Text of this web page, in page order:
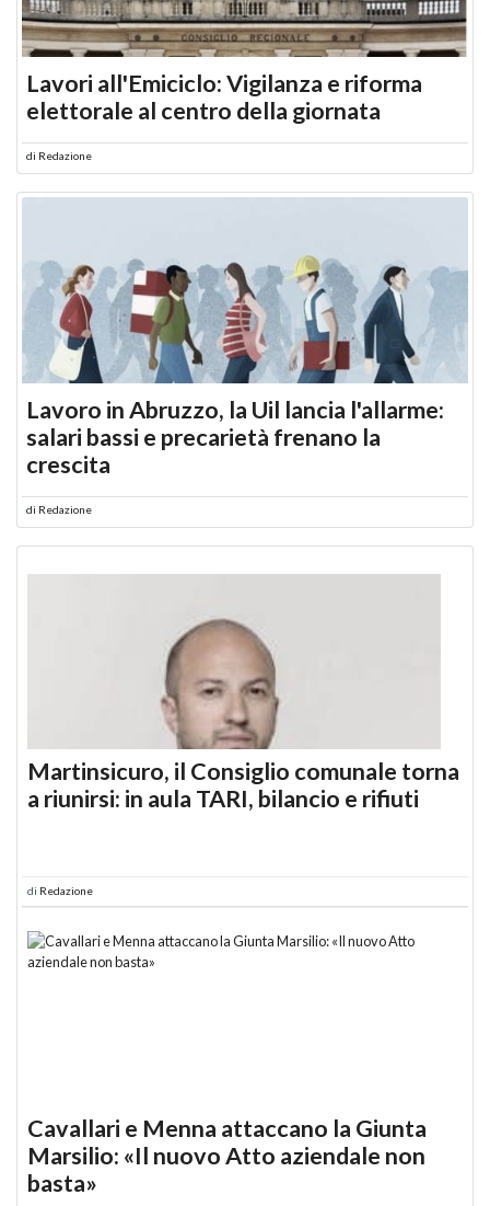
Lavori all'Emiciclo: Vigilanza e riforma
elettorale al centro della giornata
di Redazione
Lavoro in Abruzzo, la Uil lancia l'allarme:
salari bassi e precarietà frenano la
crescita
di Redazione
Martinsicuro, il Consiglio comunale torna
a riunirsi: in aula TARI, bilancio e rifiuti
di Redazione
Cavallari e Menna attaccano la Giunta
Marsilio: «Il nuovo Atto aziendale non
basta»